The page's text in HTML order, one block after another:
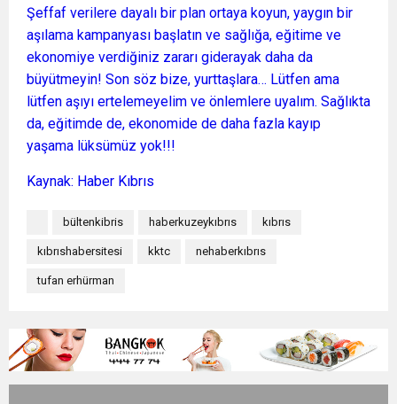
Şeffaf verilere dayalı bir plan ortaya koyun, yaygın bir
aşılama kampanyası başlatın ve sağlığa, eğitime ve
ekonomiye verdiğiniz zararı giderayak daha da
büyütmeyin! Son söz bize, yurttaşlara… Lütfen ama
lütfen aşıyı ertelemeyelim ve önlemlere uyalım. Sağlıkta
da, eğitimde de, ekonomide de daha fazla kayıp
yaşama lüksümüz yok!!!
Kaynak: Haber Kıbrıs
bültenkibris haberkuzeykıbrıs kıbrıs
kıbrıshabersitesi kktc nehaberkıbrıs
tufan erhürman